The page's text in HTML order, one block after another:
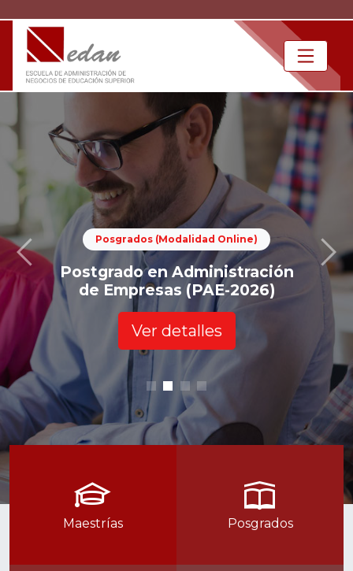
Diplomados (Modalidad Online)
Dirección Logística y
Abastecimiento (DDLyA-
Ver detalles
Maestrías Posgrados